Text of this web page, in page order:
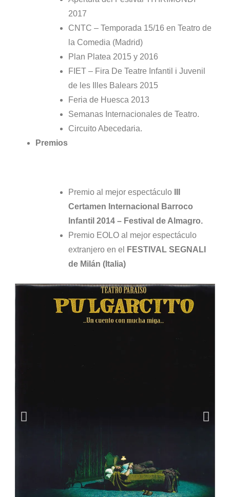
2017
CNTC – Temporada 15/16 en Teatro de
la Comedia (Madrid)
Plan Platea 2015 y 2016
FIET – Fira De Teatre Infantil i Juvenil
de les Illes Balears 2015
Feria de Huesca 2013
Semanas Internacionales de Teatro.
Circuito Abecedaria.
Premios
Premio al mejor espectáculo
Certamen Internacional Barroco
Infantil 2014 – Festival de Almagro.
Premio EOLO al mejor espectáculo
extranjero en el
FESTIVAL SEGNALI
de Milán (Italia)